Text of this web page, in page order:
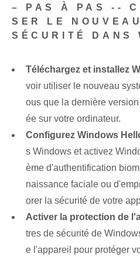
– PAS À PAS --
SER LE
SÉCURITÉ DANS
Téléchargez et installez
voir utiliser le nouveau
ous que la dernière
ée sur votre ordinateur.
Configurez Windows
s Windows et activez
ème d'authentification
naissance faciale ou
orer la sécurité de votre
Activer la protection de
tres de sécurité de
e l'appareil pour protéger